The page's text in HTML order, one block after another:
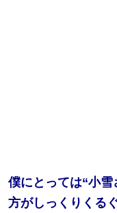
僕にとっては“小
方がしっくりくる